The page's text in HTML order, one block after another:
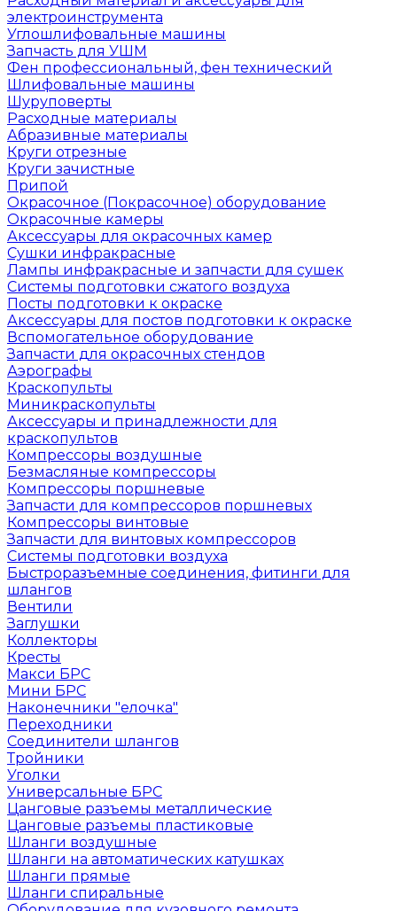
электроинструмента
Углошлифовальные машины
Запчасть для УШМ
Фен профессиональный, фен технический
Шлифовальные машины
Шуруповерты
Расходные материалы
Абразивные материалы
Круги отрезные
Круги зачистные
Припой
Окрасочное (Покрасочное) оборудование
Окрасочные камеры
Аксессуары для окрасочных камер
Сушки инфракрасные
Лампы инфракрасные и запчасти для сушек
Системы подготовки сжатого воздуха
Посты подготовки к окраске
Аксессуары для постов подготовки к окраске
Вспомогательное оборудование
Запчасти для окрасочных стендов
Аэрографы
Краскопульты
Миникраскопульты
Аксессуары и принадлежности для
краскопультов
Компрессоры воздушные
Безмасляные компрессоры
Компрессоры поршневые
Запчасти для компрессоров поршневых
Компрессоры винтовые
Запчасти для винтовых компрессоров
Системы подготовки воздуха
Быстроразъемные соединения, фитинги для
шлангов
Вентили
Заглушки
Коллекторы
Кресты
Макси БРС
Мини БРС
Наконечники "елочка"
Переходники
Соединители шлангов
Тройники
Уголки
Универсальные БРС
Цанговые разъемы металлические
Цанговые разъемы пластиковые
Шланги воздушные
Шланги на автоматических катушках
Шланги прямые
Шланги спиральные